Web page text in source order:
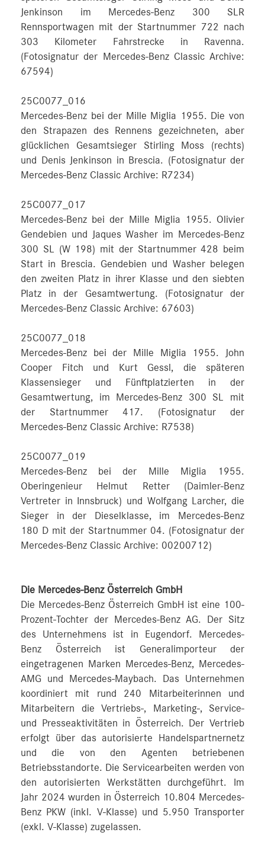
Jenkinson im Mercedes-Benz 300 SLR
Rennsportwagen mit der Startnummer 722 nach
303 Kilometer Fahrstrecke in Ravenna.
(Fotosignatur der Mercedes-Benz Classic Archive:
67594)
25C0077_016
Mercedes-Benz bei der Mille Miglia 1955. Die von
den Strapazen des Rennens gezeichneten, aber
glücklichen Gesamtsieger Stirling Moss (rechts)
und Denis Jenkinson in Brescia. (Fotosignatur der
Mercedes-Benz Classic Archive: R7234)
25C0077_017
Mercedes-Benz bei der Mille Miglia 1955. Olivier
Gendebien und Jaques Washer im Mercedes-Benz
300 SL (W 198) mit der Startnummer 428 beim
Start in Brescia. Gendebien und Washer belegen
den zweiten Platz in ihrer Klasse und den siebten
Platz in der Gesamtwertung. (Fotosignatur der
Mercedes-Benz Classic Archive: 67603)
25C0077_018
Mercedes-Benz bei der Mille Miglia 1955. John
Cooper Fitch und Kurt Gessl, die späteren
Klassensieger und Fünftplatzierten in der
Gesamtwertung, im Mercedes-Benz 300 SL mit
der Startnummer 417. (Fotosignatur der
Mercedes-Benz Classic Archive: R7538)
25C0077_019
Mercedes-Benz bei der Mille Miglia 1955.
Oberingenieur Helmut Retter (Daimler-Benz
Vertreter in Innsbruck) und Wolfgang Larcher, die
Sieger in der Dieselklasse, im Mercedes-Benz
180 D mit der Startnummer 04. (Fotosignatur der
Mercedes-Benz Classic Archive: 00200712)
Die Mercedes-Benz Österreich GmbH
Die Mercedes-Benz Österreich GmbH ist eine 100-
Prozent-Tochter der Mercedes-Benz AG. Der Sitz
des Unternehmens ist in Eugendorf. Mercedes-
Benz Österreich ist Generalimporteur der
eingetragenen Marken Mercedes-Benz, Mercedes-
AMG und Mercedes-Maybach. Das Unternehmen
koordiniert mit rund 240 Mitarbeiterinnen und
Mitarbeitern die Vertriebs-, Marketing-, Service-
und Presseaktivitäten in Österreich. Der Vertrieb
erfolgt über das autorisierte Handelspartnernetz
und die von den Agenten betriebenen
Betriebsstandorte. Die Servicearbeiten werden von
den autorisierten Werkstätten durchgeführt. Im
Jahr 2024 wurden in Österreich 10.804 Mercedes-
Benz PKW (inkl. V-Klasse) und 5.950 Transporter
(exkl. V-Klasse) zugelassen.